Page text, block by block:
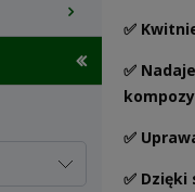
✅
✅
✅
✅